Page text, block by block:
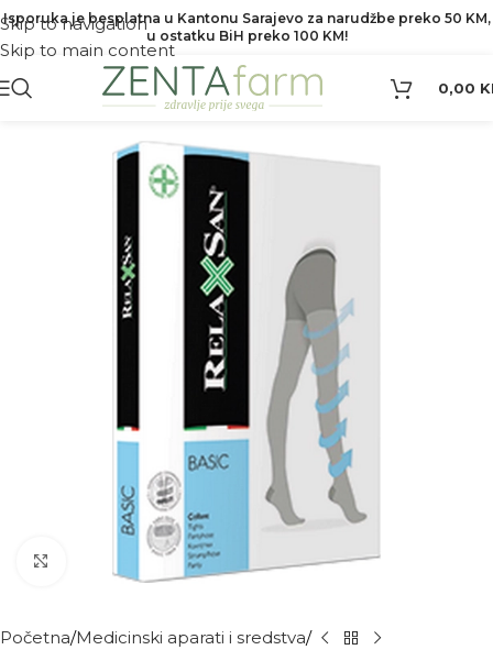
Skip to navigation
Skip to main content
Isporuka je besplatna u Kantonu Sarajevo za narudžbe preko 50 KM,
u ostatku BiH preko 100 KM!
0,00
Kliknite za povećanje
Početna Medicinski aparati i sredstva